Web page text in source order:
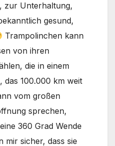
zur Unterhaltung,
gesund,
Trampolinchen kann
von ihren
die in einem
das 100.000 km weit
vom großen
sprechen,
360 Grad Wende
mir sicher, dass sie